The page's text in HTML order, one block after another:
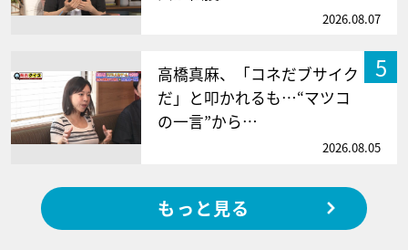
2026.08.07
5
高橋真麻、「コネだブサイク
だ」と叩かれるも…“マツコ
の一言”から…
2026.08.05
もっと見る